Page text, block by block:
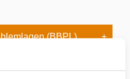
(BBPL)